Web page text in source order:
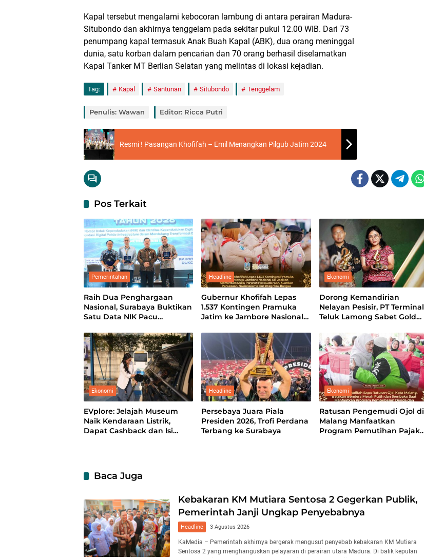
Kapal tersebut mengalami kebocoran lambung di antara perairan Madura-
Situbondo dan akhirnya tenggelam pada sekitar pukul 12.00 WIB. Dari 73
penumpang kapal termasuk Anak Buah Kapal (ABK), dua orang meninggal
dunia, satu korban dalam pencarian dan 70 orang berhasil diselamatkan
Kapal Tanker MT Berlian Selatan yang melintas di lokasi kejadian.
Tag: Kapal Santunan Situbondo Tenggelam
Penulis: Wawan Editor: Ricca Putri
Resmi ! Pasangan Khofifah – Emil Menangkan Pilgub Jatim 2024
Pos Terkait
Pemerintahan
Raih Dua Penghargaan
Nasional, Surabaya Buktikan
Satu Data NIK Pacu
Headline
Gubernur Khofifah Lepas
1.537 Kontingen Pramuka
Jatim ke Jambore Nasional
Perkuat Persatuan dan
Kobarkan Semangat
Nasionalisme
Ekonomi
Dorong Kemandirian
Nelayan Pesisir, PT Terminal
Teluk Lamong Sabet Gold
Ekonomi
EVplore: Jelajah Museum
Naik Kendaraan Listrik,
Dapat Cashback dan Isi
Headline
Persebaya Juara Piala
Presiden 2026, Trofi Perdana
Terbang ke Surabaya
Ekonomi
Ratusan Pengemudi Ojol di
Malang Manfaatkan
Program Pemutihan Pajak
Baca Juga
Kebakaran KM Mutiara Sentosa 2 Gegerkan Publik,
Pemerintah Janji Ungkap Penyebabnya
Headline 3 Agustus 2026
KaMedia – Pemerintah akhirnya bergerak mengusut penyebab kebakaran KM Mutiara
Sentosa 2 yang menghanguskan pelayaran di perairan utara Madura. Di balik kepulan